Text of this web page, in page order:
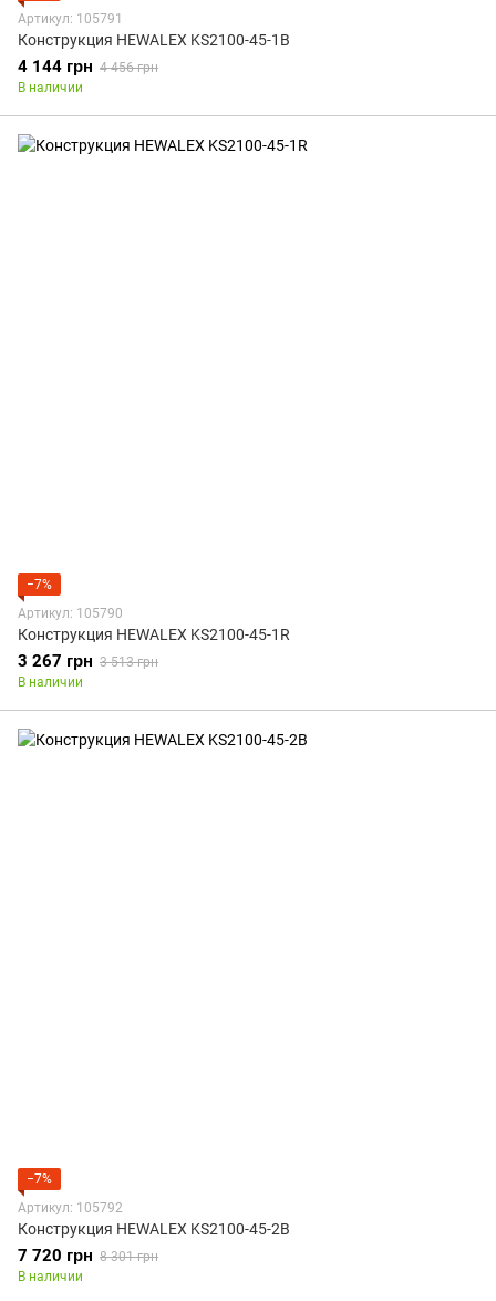
Артикул: 105791
Конструкция HEWALEX KS2100-45-1B
4 144 грн 4 456 грн
В наличии
−7%
Артикул: 105790
Конструкция HEWALEX KS2100-45-1R
3 267 грн 3 513 грн
В наличии
−7%
Артикул: 105792
Конструкция HEWALEX KS2100-45-2B
7 720 грн 8 301 грн
В наличии